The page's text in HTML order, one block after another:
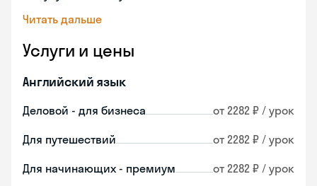
Читать дальше
Услуги и цены
Английский язык
Деловой - для бизнеса от 2282 ₽ / урок
Для путешествий от 2282 ₽ / урок
Для начинающих - премиум от 2282 ₽ / урок